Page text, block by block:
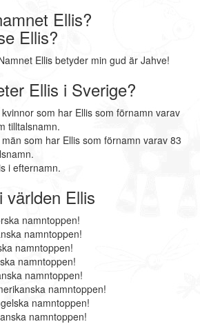
Ellis?
Ellis?
Ellis betyder min gud är Jahve!
Ellis i Sverige?
som har Ellis som förnamn varav
tilltalsnamn.
som har Ellis som förnamn varav 83
i efternamn.
världen Ellis
namntoppen!
namntoppen!
namntoppen!
namntoppen!
namntoppen!
namntoppen!
namntoppen!
namntoppen!